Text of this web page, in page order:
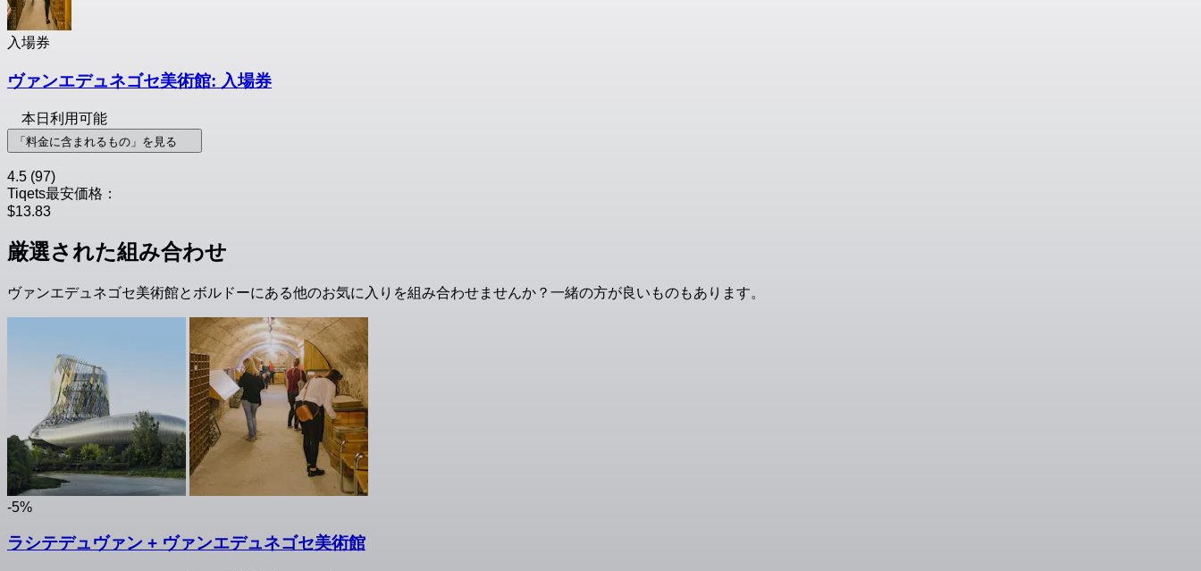
入場券
ヴァンエデュネゴセ美術館: 入場券
本日利用可能
「料金に含まれるもの」を見る
4.5 (97)
Tiqets最安価格：
$13.83
厳選された組み合わせ
ヴァンエデュネゴセ美術館とボルドーにある他のお気に入りを組み合わせませんか？一緒の方が良いものもあります。
-5%
ラシテデュヴァン + ヴァンエデュネゴセ美術館